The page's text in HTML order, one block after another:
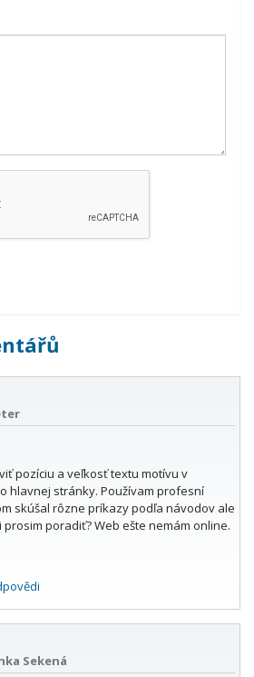
pozíciu a veľkosť textu motívu v
hlavnej stránky. Používam profesní
skúšal rôzne príkazy podľa návodov ale
poradiť? Web ešte nemám online.
Sekená